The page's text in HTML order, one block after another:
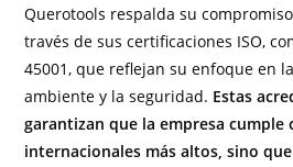
Querotools respalda su
través de sus certificaciones ISO,
45001, que reflejan su enfoque en
ambiente y la seguridad. Estas
garantizan que la empresa cumple
internacionales más altos, sino